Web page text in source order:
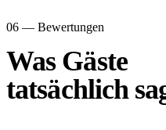
06 — Bewertungen
Was Gäste
tatsächlich